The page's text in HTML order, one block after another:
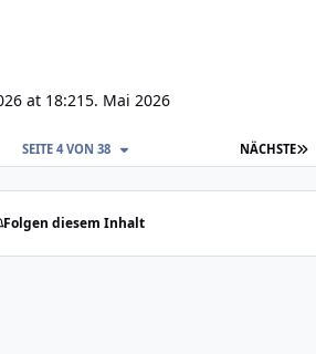
at 18:215. Mai 2026
NÄCHSTE
SEITE 4 VON 38
Folgen diesem Inhalt